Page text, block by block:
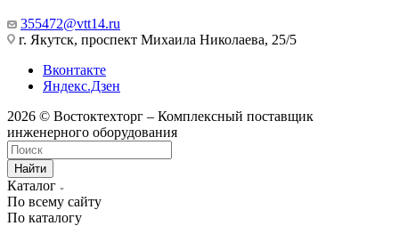
355472@vtt14.ru
г. Якутск, проспект Михаила Николаева, 25/5
Вконтакте
Яндекс.Дзен
2026 © Востоктехторг – Комплексный поставщик
инженерного оборудования
Найти
Каталог
По всему сайту
По каталогу